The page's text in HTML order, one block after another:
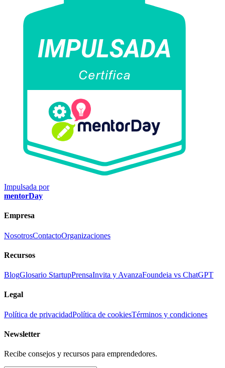
Impulsada por
mentorDay
Empresa
NosotrosContactoOrganizaciones
Recursos
BlogGlosario StartupPrensaInvita y AvanzaFoundeia vs ChatGPT
Legal
Política de privacidadPolítica de cookiesTérminos y condiciones
Newsletter
Recibe consejos y recursos para emprendedores.